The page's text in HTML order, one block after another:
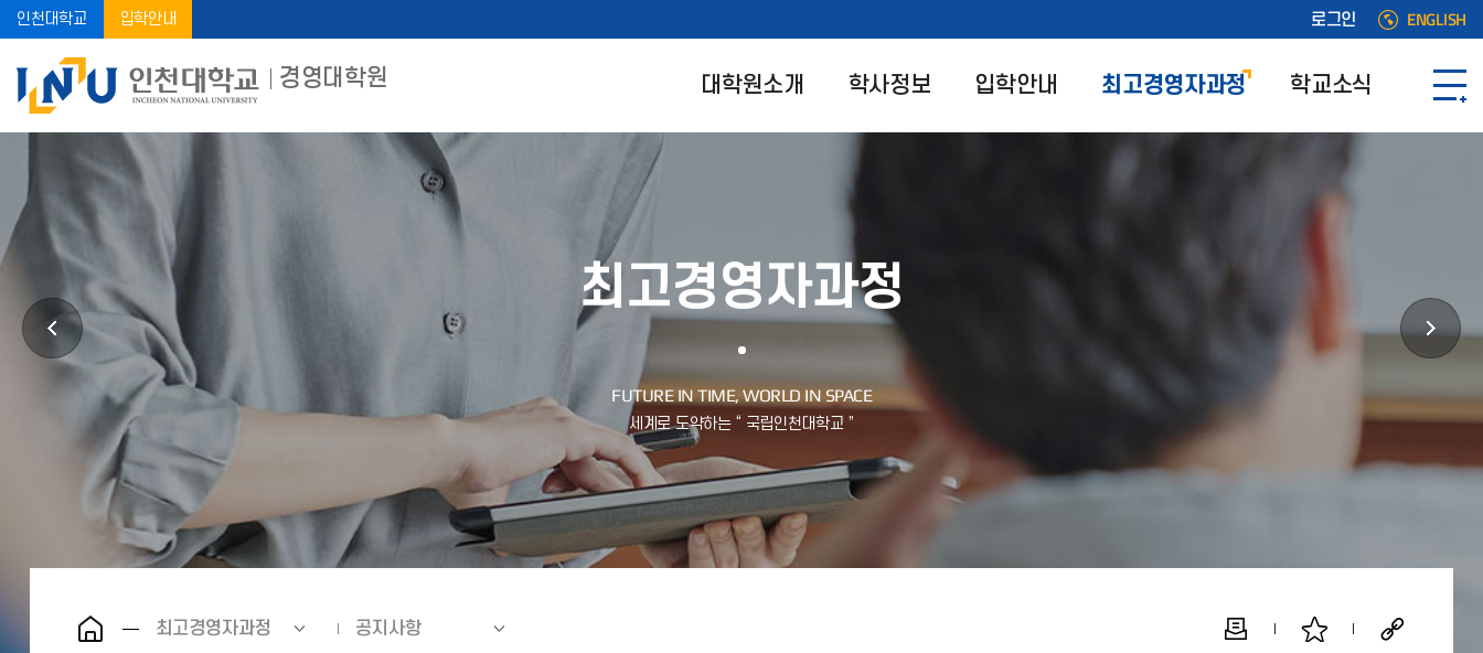
인천대학교 입학안내 로그인 ENGLISH
경영대학원 대학원소개 학사정보 입학안내 최고경영자과정 학교소식
최고경영자과정
최고경영자과정 공지사항